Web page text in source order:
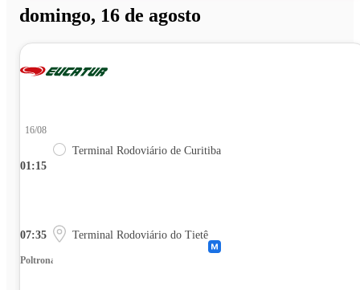
domingo, 16 de agosto
01:15
16/08
Terminal Rodoviário de Curitiba
07:35 Terminal Rodoviário do Tietê
Poltrona